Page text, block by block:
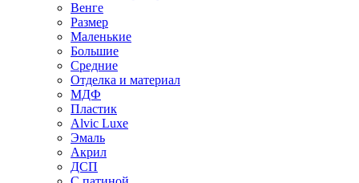
Венге
Размер
Маленькие
Большие
Средние
Отделка и материал
МДФ
Пластик
Alvic Luxe
Эмаль
Акрил
ДСП